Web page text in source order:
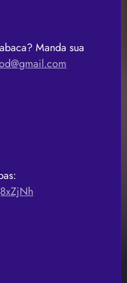
Manda sua